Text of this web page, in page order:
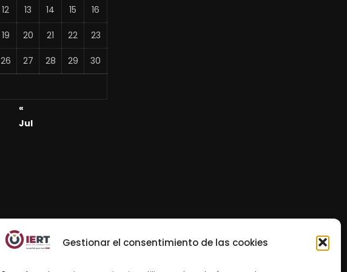
Gestionar el consentimiento de las cookies
12 13 14 15 16
19 20 21 22 23
26 27 28 29 30
«
Jul